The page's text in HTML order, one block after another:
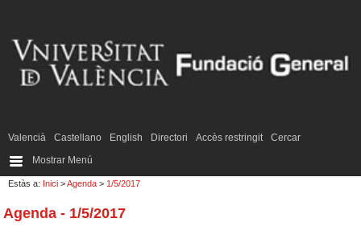
Valencià Castellano English Directori Accès restringit
Cercar
Mostrar Menú
Estàs a: Inici >Agenda > 1/5/2017
Agenda - 1/5/2017